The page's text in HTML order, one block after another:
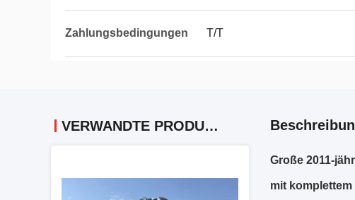
Zahlungsbedingungen T/T
VERWANDTE PRODUKTE
Große 2011-
mit komplettem